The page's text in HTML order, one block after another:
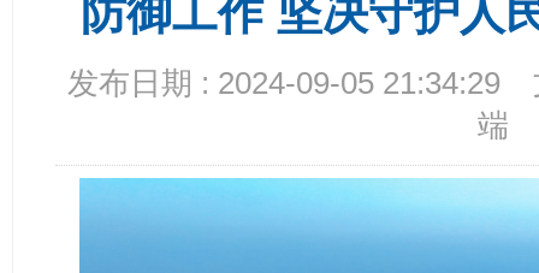
防御工作 坚决守护人
发布日期 : 2024-09-05 21:34:29
端